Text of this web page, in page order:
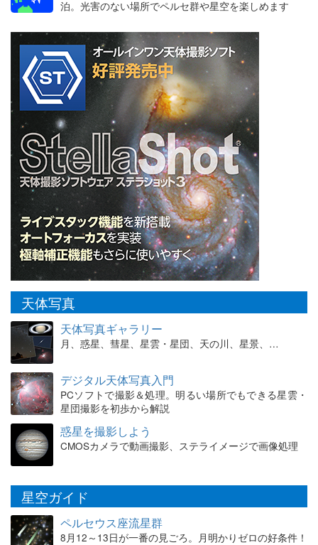
泊。光害のない場所でペルセ群や星空を楽しめます
天体写真
天体写真ギャラリー
月、惑星、彗星、星雲・星団、天の川、星景、…
デジタル天体写真入門
PCソフトで撮影＆処理。明るい場所でもできる星雲・
星団撮影を初歩から解説
惑星を撮影しよう
CMOSカメラで動画撮影、ステライメージで画像処理
星空ガイド
ペルセウス座流星群
8月12～13日が一番の見ごろ。月明かりゼロの好条件！